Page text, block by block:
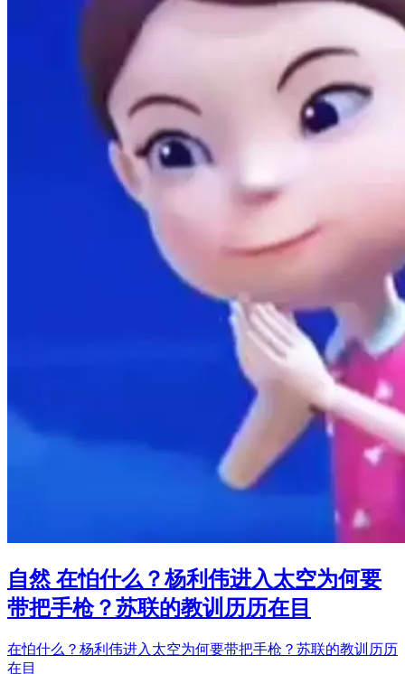
自然 在怕什么？杨利伟进入太空为何要
带把手枪？苏联的教训历历在目
在怕什么？杨利伟进入太空为何要带把手枪？苏联的教训历历
在目